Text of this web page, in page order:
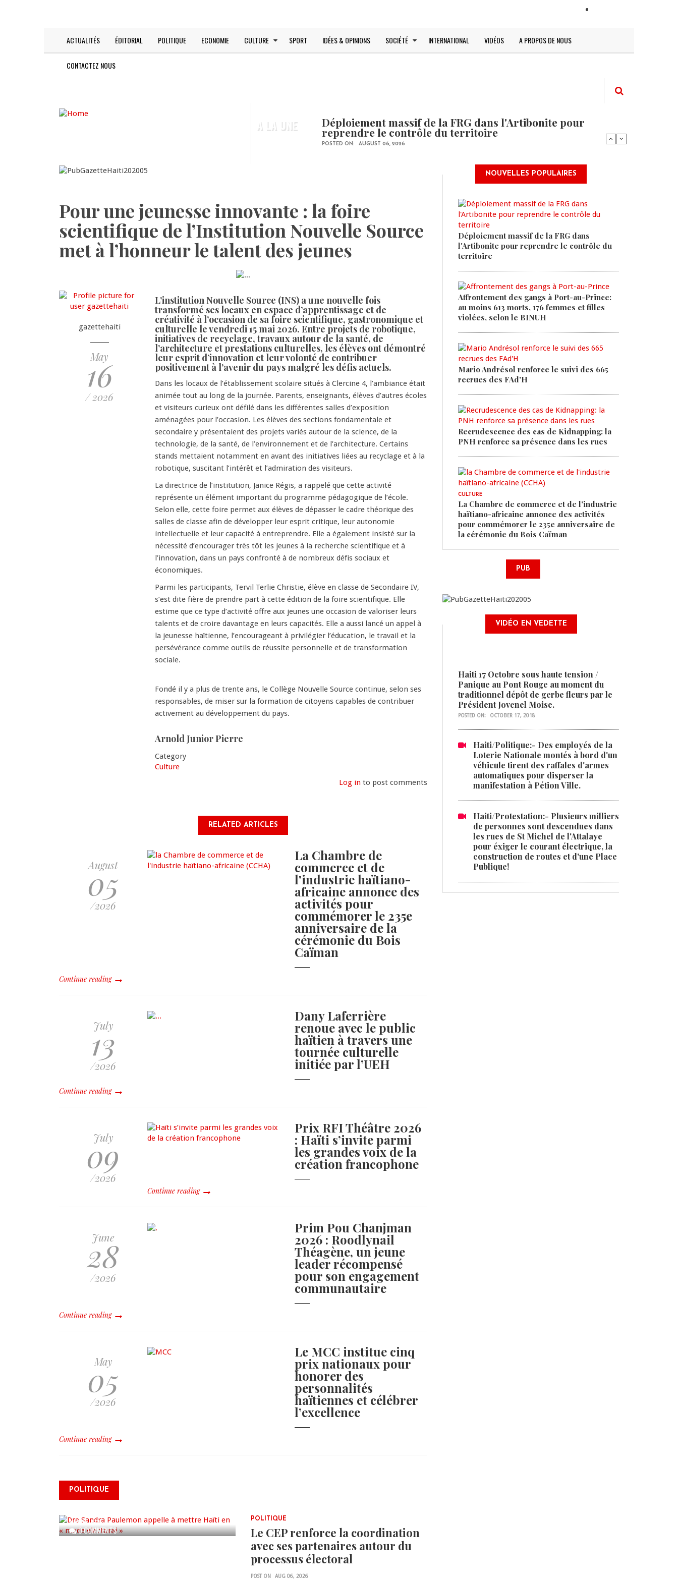
Main
navigation
ACTUALITÉS ÉDITORIAL POLITIQUE ECONOMIE CULTURE SPORT IDÉES & OPINIONS SOCIÉTÉ INTERNATIONAL VIDÉOS A PROPOS DE NOUS
CONTACTEZ NOUS
A LA UNE Déploiement massif de la FRG dans l'Artibonite pour
reprendre le contrôle du territoire
POSTED ON: AUGUST 06, 2026
Pour une jeunesse innovante : la foire
scientifique de l’Institution Nouvelle Source
met à l’honneur le talent des jeunes
gazettehaiti
May
16
/ 2026
L’institution Nouvelle Source (INS) a une nouvelle fois
transformé ses locaux en espace d’apprentissage et de
créativité à l’occasion de sa foire scientifique, gastronomique et
culturelle le vendredi 15 mai 2026. Entre projets de robotique,
initiatives de recyclage, travaux autour de la santé, de
l’architecture et prestations culturelles, les élèves ont démontré
leur esprit d’innovation et leur volonté de contribuer
positivement à l’avenir du pays malgré les défis actuels.
Dans les locaux de l’établissement scolaire situés à Clercine 4, l’ambiance était
animée tout au long de la journée. Parents, enseignants, élèves d’autres écoles
et visiteurs curieux ont défilé dans les différentes salles d’exposition
aménagées pour l’occasion. Les élèves des sections fondamentale et
secondaire y présentaient des projets variés autour de la science, de la
technologie, de la santé, de l’environnement et de l’architecture. Certains
stands mettaient notamment en avant des initiatives liées au recyclage et à la
robotique, suscitant l’intérêt et l’admiration des visiteurs.
La directrice de l’institution, Janice Régis, a rappelé que cette activité
représente un élément important du programme pédagogique de l’école.
Selon elle, cette foire permet aux élèves de dépasser le cadre théorique des
salles de classe afin de développer leur esprit critique, leur autonomie
intellectuelle et leur capacité à entreprendre. Elle a également insisté sur la
nécessité d’encourager très tôt les jeunes à la recherche scientifique et à
l’innovation, dans un pays confronté à de nombreux défis sociaux et
économiques.
Parmi les participants, Tervil Terlie Christie, élève en classe de Secondaire IV,
s’est dite fière de prendre part à cette édition de la foire scientifique. Elle
estime que ce type d’activité offre aux jeunes une occasion de valoriser leurs
talents et de croire davantage en leurs capacités. Elle a aussi lancé un appel à
la jeunesse haïtienne, l’encourageant à privilégier l’éducation, le travail et la
persévérance comme outils de réussite personnelle et de transformation
sociale.
Fondé il y a plus de trente ans, le Collège Nouvelle Source continue, selon ses
responsables, de miser sur la formation de citoyens capables de contribuer
activement au développement du pays.
Arnold Junior Pierre
Category
Culture
Log in to post comments
RELATED ARTICLES
August
05
/2026
La Chambre de
commerce et de
l'industrie haïtiano-
africaine annonce des
activités pour
commémorer le 235e
anniversaire de la
cérémonie du Bois
Caïman
Continue reading
July
13
/2026
Dany Laferrière
renoue avec le public
haïtien à travers une
tournée culturelle
initiée par l’UEH
Continue reading
July
09
/2026
Prix RFI Théâtre 2026
: Haïti s’invite parmi
les grandes voix de la
création francophone
Continue reading
June
28
/2026
Prim Pou Chanjman
2026 : Roodlynail
Théagène, un jeune
leader récompensé
pour son engagement
communautaire
Continue reading
May
05
/2026
Le MCC institue cinq
prix nationaux pour
honorer des
personnalités
haïtiennes et célébrer
l’excellence
Continue reading
POLITIQUE
0 COMMENTS
électoral » à travers une vaste
campagne nationale de
AUG 06, 2026
POLITIQUE
Le CEP renforce la coordination
avec ses partenaires autour du
processus électoral
POST ON AUG 06, 2026
NOUVELLES POPULAIRES
Déploiement massif de la FRG dans
l'Artibonite pour reprendre le contrôle du
territoire
Affrontement des gangs à Port-au-Prince:
au moins 613 morts, 176 femmes et filles
violées, selon le BINUH
Mario Andrésol renforce le suivi des 665
recrues des FAd'H
Recrudescence des cas de Kidnapping: la
PNH renforce sa présence dans les rues
CULTURE
La Chambre de commerce et de l'industrie
haïtiano-africaine annonce des activités
pour commémorer le 235e anniversaire de
la cérémonie du Bois Caïman
PUB
VIDÉO EN VEDETTE
Haiti 17 Octobre sous haute tension /
Panique au Pont Rouge au moment du
traditionnel dépôt de gerbe fleurs par le
Président Jovenel Moise.
POSTED ON: OCTOBER 17, 2018
Haiti/Politique:- Des employés de la
Loterie Nationale montés à bord d'un
véhicule tirent des raffales d'armes
automatiques pour disperser la
manifestation à Pétion Ville.
Haiti/Protestation:- Plusieurs milliers
de personnes sont descendues dans
les rues de St Michel de l'Attalaye
pour éxiger le courant électrique, la
construction de routes et d'une Place
Publique!